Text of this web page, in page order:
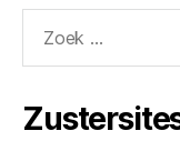
naar: